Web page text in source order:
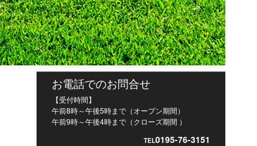
お電話でのお問合せ
【受付時間】
午前8時～午後5時まで（オープン期間）
午前9時～午後4時まで（クローズ期間 ）
TEL0195-76-3151